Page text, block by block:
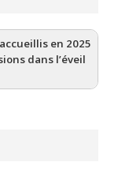
en 2025
dans l’éveil